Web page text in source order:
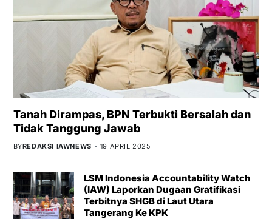
Tanah Dirampas, BPN Terbukti Bersalah dan
Tidak Tanggung Jawab
BYREDAKSI IAWNEWS 19 APRIL 2025
LSM Indonesia Accountability Watch
(IAW) Laporkan Dugaan Gratifikasi
Terbitnya SHGB di Laut Utara
Tangerang Ke KPK